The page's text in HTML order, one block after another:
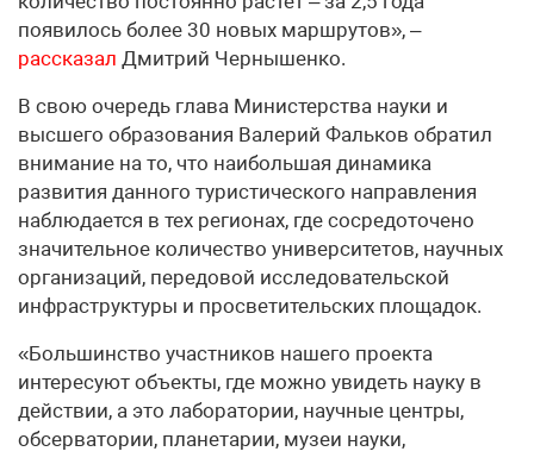
появилось более 30 новых маршрутов», –
рассказал Дмитрий Чернышенко.
В свою очередь глава Министерства науки и
высшего образования Валерий Фальков обратил
внимание на то, что наибольшая динамика
развития данного туристического направления
наблюдается в тех регионах, где сосредоточено
значительное количество университетов, научных
организаций, передовой исследовательской
инфраструктуры и просветительских площадок.
«Большинство участников нашего проекта
интересуют объекты, где можно увидеть науку в
действии, а это лаборатории, научные центры,
обсерватории, планетарии, музеи науки,